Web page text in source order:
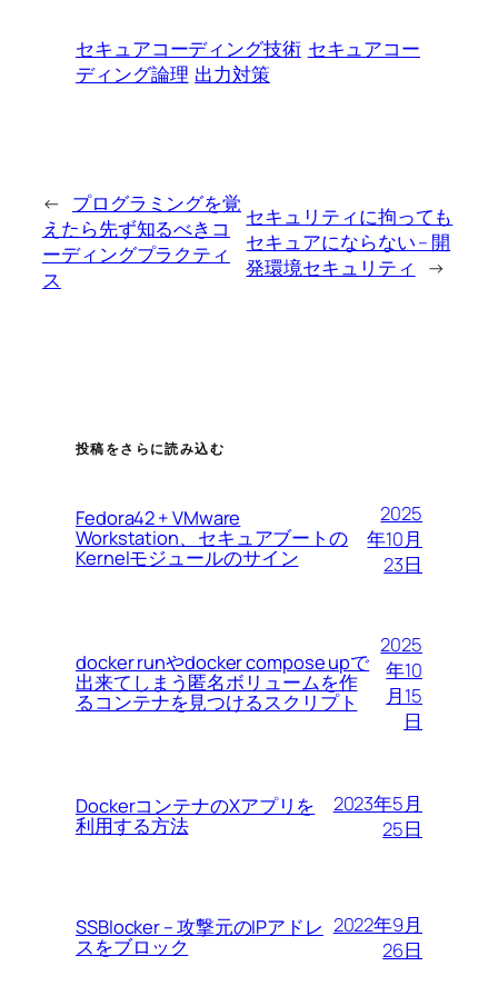
セキュアコーディング技術 セキュアコー
ディング論理 出力対策
← プログラミングを覚
えたら先ず知るべきコ
ーディングプラクティ
ス
セキュリティに拘っても
セキュアにならない – 開
発環境セキュリティ
→
投稿をさらに読み込む
Fedora42 + VMware
Workstation、セキュアブートの
Kernelモジュールのサイン
2025
年10月
23日
docker runやdocker compose upで
出来てしまう匿名ボリュームを作
るコンテナを見つけるスクリプト
2025
年10
月15
日
DockerコンテナのXアプリを
利用する方法
2023年5月
25日
SSBlocker – 攻撃元のIPアドレ
スをブロック
2022年9月
26日